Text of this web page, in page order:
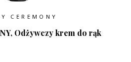
CEREMONY
Odżywczy krem do rąk